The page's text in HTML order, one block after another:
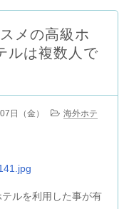
メの高級ホ
ルは複数人で
日（金）
海外ホテ
ルを利用した事が有